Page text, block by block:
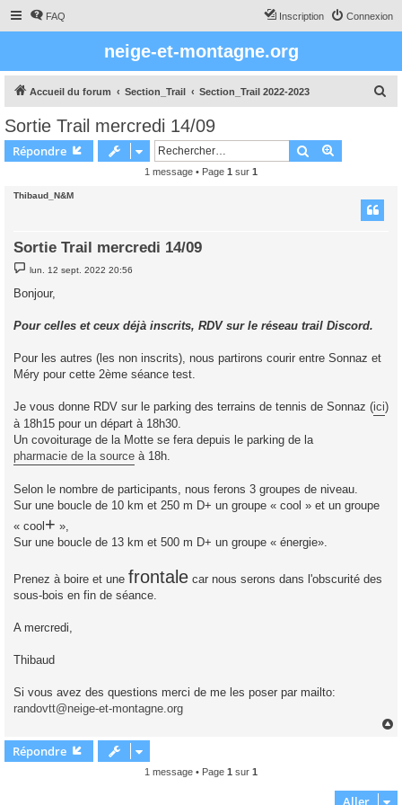
FAQ Connexion
Inscription
neige-et-montagne.org
Accueil du forum Section_Trail Section_Trail 2022-2023
Sortie Trail mercredi 14/09
Répondre Rechercher
1 message • Page 1 sur 1
Thibaud_N&M
Sortie Trail mercredi 14/09
M
e
s
e
lun. 12 sept. 2022 20:56
Bonjour,
Pour celles et ceux déjà inscrits, RDV sur le réseau trail Discord.
Pour les autres (les non inscrits), nous partirons courir entre Sonnaz et
Méry pour cette 2ème séance test.
Je vous donne RDV sur le parking des terrains de tennis de Sonnaz (ici)
à 18h15 pour un départ à 18h30.
Un covoiturage de la Motte se fera depuis le parking de la
pharmacie de la source à 18h.
Selon le nombre de participants, nous ferons 3 groupes de niveau.
Sur une boucle de 10 km et 250 m D+ un groupe « cool » et un groupe
« cool + »,
Sur une boucle de 13 km et 500 m D+ un groupe « énergie».
Prenez à boire et une frontale car nous serons dans l'obscurité des
sous-bois en fin de séance.
A mercredi,
Thibaud
Si vous avez des questions merci de me les poser par mailto:
randovtt@neige-et-montagne.org
Répondre
1 message • Page 1 sur 1
Aller